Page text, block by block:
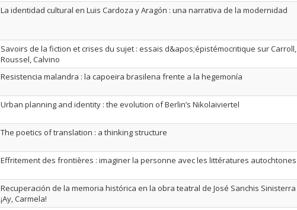
La identidad cultural en Luis Cardoza y Aragón : una narrativa de la modernidad
Savoirs de la fiction et crises du sujet : essais d&apos;épistémocritique sur Carroll,
Roussel, Calvino
Resistencia malandra : la capoeira brasilena frente a la hegemonía
Urban planning and identity : the evolution of Berlin’s Nikolaiviertel
The poetics of translation : a thinking structure
Effritement des frontières : imaginer la personne avec les littératures autochtones
Recuperación de la memoria histórica en la obra teatral de José Sanchis Sinisterra
¡Ay, Carmela!